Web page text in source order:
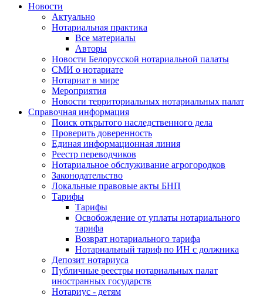
Новости
Актуально
Нотариальная практика
Все материалы
Авторы
Новости Белорусской нотариальной палаты
СМИ о нотариате
Нотариат в мире
Мероприятия
Новости территориальных нотариальных палат
Справочная информация
Поиск открытого наследственного дела
Проверить доверенность
Единая информационная линия
Реестр переводчиков
Нотариальное обслуживание агрогородков
Законодательство
Локальные правовые акты БНП
Тарифы
Тарифы
Освобождение от уплаты нотариального
тарифа
Возврат нотариального тарифа
Нотариальный тариф по ИН с должника
Депозит нотариуса
Публичные реестры нотариальных палат
иностранных государств
Нотариус - детям